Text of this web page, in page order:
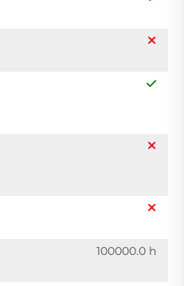
100000.0 h